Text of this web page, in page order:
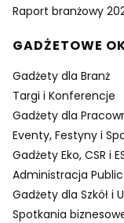
Raport branżowy
GADŻETOWE
Gadżety dla Branż
Targi i Konferencje
Gadżety dla
Eventy, Festyny i
Gadżety Eko, CSR i
Administracja
Gadżety dla Szkół i
Spotkania